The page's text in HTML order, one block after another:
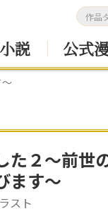
説 公式
た２～前世
ます～
スト